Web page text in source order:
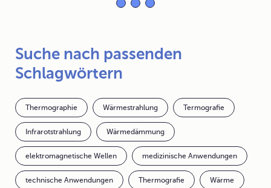
Suche nach passenden
Schlagwörtern
Thermographie Wärmestrahlung Termografie
Infrarotstrahlung Wärmedämmung
elektromagnetische Wellen medizinische Anwendungen
technische Anwendungen Thermografie Wärme